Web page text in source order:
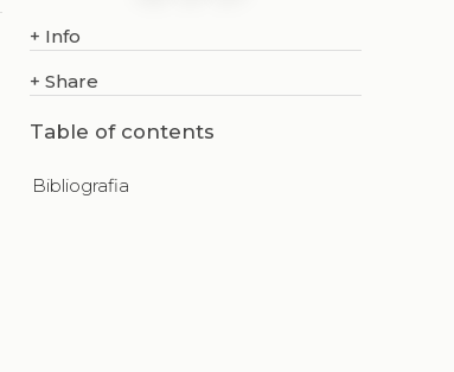
+ Info
+ Share
Table of contents
Bibliografia